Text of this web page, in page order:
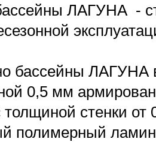
ЛАГУНА -
бассейны
0,5 мм
толщиной стенки от
полимерный